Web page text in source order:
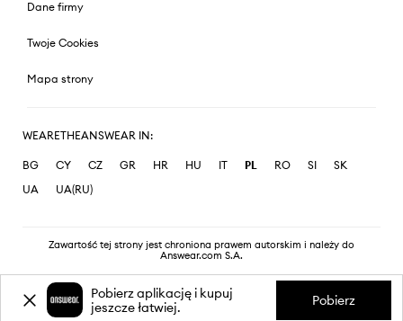
Dane firmy
Twoje Cookies
Mapa strony
WEARETHEANSWEAR IN:
BG CY CZ GR HR HU IT PL RO SI
SK
UA
UA(RU)
Zawartość tej strony jest chroniona prawem autorskim i należy do
Answear.com S.A.
Pobierz aplikację i kupuj
jeszcze łatwiej.
Pobierz